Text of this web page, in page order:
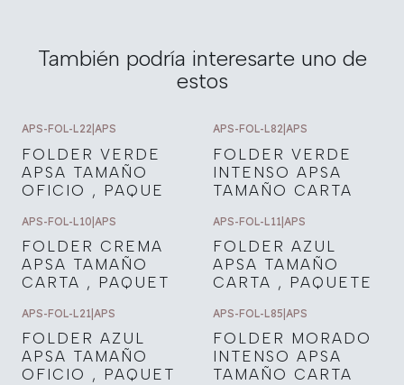
También podría interesarte uno de
estos
APS-FOL-L22 APS
FOLDER VERDE
APSA TAMAÑO
OFICIO , PAQUE
APS-FOL-L82 APS
FOLDER VERDE
INTENSO APSA
TAMAÑO CARTA
APS-FOL-L10|APS
FOLDER CREMA
APSA TAMAÑO
CARTA , PAQUET
APS-FOL-L11|APS
FOLDER AZUL
APSA TAMAÑO
CARTA , PAQUETE
APS-FOL-L21 APS
FOLDER AZUL
APSA TAMAÑO
OFICIO , PAQUET
APS-FOL-L85 APS
FOLDER MORADO
INTENSO APSA
TAMAÑO CARTA